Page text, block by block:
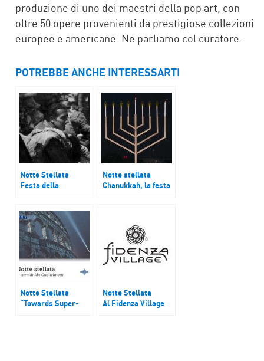
produzione di uno dei maestri della pop art, con
oltre 50 opere provenienti da prestigiose collezioni
europee e americane. Ne parliamo col curatore.
POTREBBE ANCHE INTERESSARTI
Notte Stellata
Festa della
figura emblematica
della Resistenza
Notte stellata
Chanukkah, la festa
Notte Stellata
“Towards Super-
Notte Stellata
Al Fidenza Village